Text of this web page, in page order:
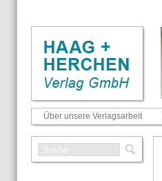
Über unsere Verlagsarbeit